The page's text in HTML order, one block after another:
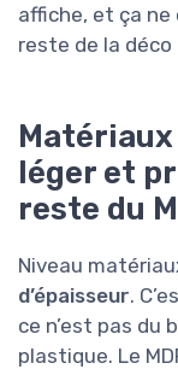
affiche, et ça ne
reste de la déco
léger et
reste du
Niveau
d’épaisseur.
ce n’est pas du
plastique. Le